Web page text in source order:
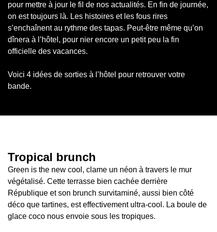
pour mettre à jour le fil de nos actualités. En fin de journée,
on est toujours là. Les histoires et les fous rires
s’enchaînent au rythme des tapas. Peut-être même qu’on
dînera à l’hôtel, pour nier encore un petit peu la fin
officielle des vacances.
Voici 4 idées de sorties à l’hôtel pour retrouver votre
bande.
Tropical brunch
Green is the new cool, clame un néon à travers le mur
végétalisé. Cette terrasse bien cachée derrière
République et son brunch survitaminé, aussi bien côté
déco que tartines, est effectivement ultra-cool. La boule de
glace coco nous envoie sous les tropiques.